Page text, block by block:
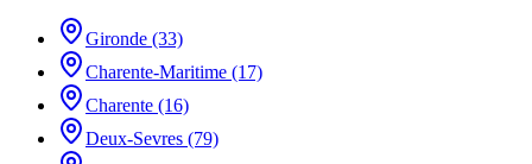
Gironde (33)
Charente-Maritime (17)
Charente (16)
Deux-Sevres (79)